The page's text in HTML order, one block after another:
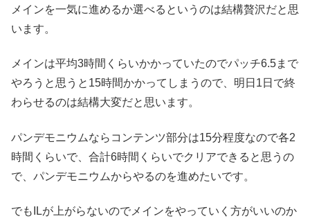
メインを一気に進めるか選べるというのは結構贅沢だと思
います。
メインは平均3時間くらいかかっていたのでパッチ6.5まで
やろうと思うと15時間かかってしまうので、明日1日で終
わらせるのは結構大変だと思います。
パンデモニウムならコンテンツ部分は15分程度なので各2
時間くらいで、合計6時間くらいでクリアできると思うの
で、パンデモニウムからやるのを進めたいです。
でもILが上がらないのでメインをやっていく方がいいのか